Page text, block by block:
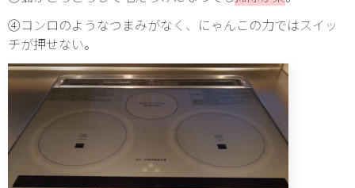
④コンロのようなつまみがなく、にゃんこの力ではスイッ
チが押せない。